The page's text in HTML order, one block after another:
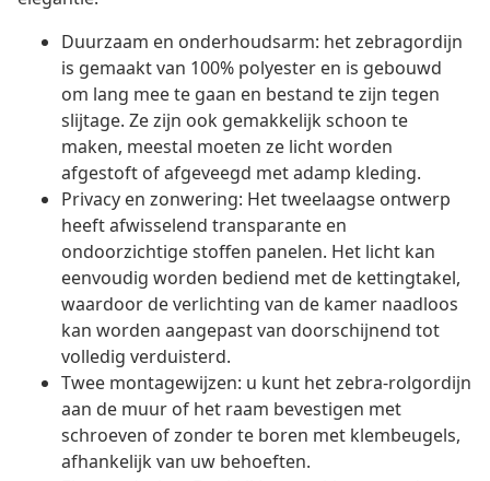
Duurzaam en onderhoudsarm: het zebragordijn
is gemaakt van 100% polyester en is gebouwd
om lang mee te gaan en bestand te zijn tegen
slijtage. Ze zijn ook gemakkelijk schoon te
maken, meestal moeten ze licht worden
afgestoft of afgeveegd met adamp kleding.
Privacy en zonwering: Het tweelaagse ontwerp
heeft afwisselend transparante en
ondoorzichtige stoffen panelen. Het licht kan
eenvoudig worden bediend met de kettingtakel,
waardoor de verlichting van de kamer naadloos
kan worden aangepast van doorschijnend tot
volledig verduisterd.
Twee montagewijzen: u kunt het zebra-rolgordijn
aan de muur of het raam bevestigen met
schroeven of zonder te boren met klembeugels,
afhankelijk van uw behoeften.